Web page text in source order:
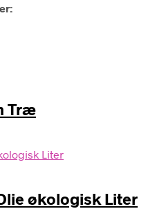
Træ
økologisk Liter